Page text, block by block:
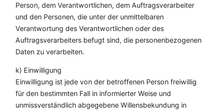
Person, dem Verantwortlichen, dem Auftragsverarbeiter
und den Personen, die unter der unmittelbaren
Verantwortung des Verantwortlichen oder des
Auftragsverarbeiters befugt sind, die personenbezogenen
Daten zu verarbeiten.
k) Einwilligung
Einwilligung ist jede von der betroffenen Person freiwillig
für den bestimmten Fall in informierter Weise und
unmissverständlich abgegebene Willensbekundung in